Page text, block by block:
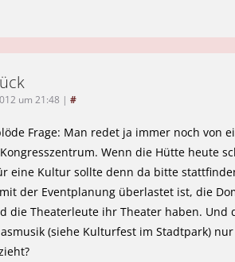
um 21:48 | #
Frage: Man redet ja immer noch von
Kongresszentrum. Wenn die Hütte heute
eine Kultur sollte denn da bitte
der Eventplanung überlastet ist, die
die Theaterleute ihr Theater haben. Und
(siehe Kulturfest im Stadtpark)